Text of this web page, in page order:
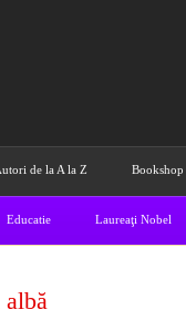
de la A la Z Bookshop
Educatie Laureaţi Nobel
albă